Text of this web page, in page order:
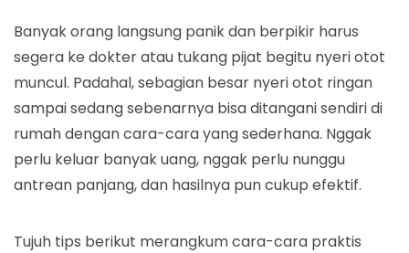
Banyak orang langsung panik dan berpikir harus
segera ke dokter atau tukang pijat begitu nyeri otot
muncul. Padahal, sebagian besar nyeri otot ringan
sampai sedang sebenarnya bisa ditangani sendiri di
rumah dengan cara-cara yang sederhana. Nggak
perlu keluar banyak uang, nggak perlu nunggu
antrean panjang, dan hasilnya pun cukup efektif.
Tujuh tips berikut merangkum cara-cara praktis